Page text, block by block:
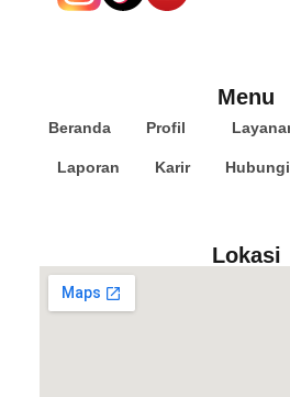
Menu
Beranda Profil
Laporan Karir
Lokasi